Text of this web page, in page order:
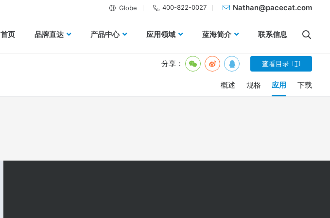
Globe 400-822-0027 Nathan@pacecat.com
首页 品牌直达 产品中心 应用领域 蓝海简介 联系信息
分享： 查看目录
概述 规格 应用 下载